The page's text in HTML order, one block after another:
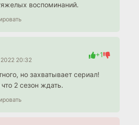
воспоминаний.
20:32
+1
но захватывает сериал!
2 сезон ждать.